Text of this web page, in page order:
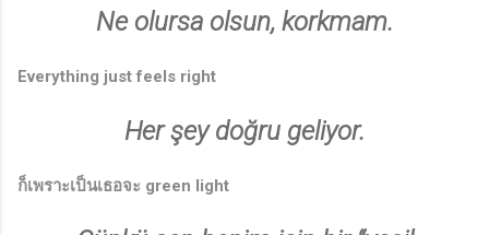
Ne olursa olsun, korkmam.
Everything just feels right
Her şey doğru geliyor.
ก็เพราะเป็นเธอจะ green light